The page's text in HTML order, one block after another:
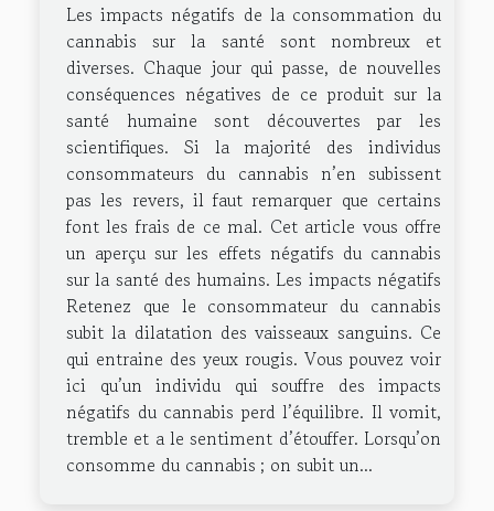
Les impacts négatifs de la consommation du
cannabis sur la santé sont nombreux et
diverses. Chaque jour qui passe, de nouvelles
conséquences négatives de ce produit sur la
santé humaine sont découvertes par les
scientifiques. Si la majorité des individus
consommateurs du cannabis n’en subissent
pas les revers, il faut remarquer que certains
font les frais de ce mal. Cet article vous offre
un aperçu sur les effets négatifs du cannabis
sur la santé des humains. Les impacts négatifs
Retenez que le consommateur du cannabis
subit la dilatation des vaisseaux sanguins. Ce
qui entraine des yeux rougis. Vous pouvez voir
ici qu’un individu qui souffre des impacts
négatifs du cannabis perd l’équilibre. Il vomit,
tremble et a le sentiment d’étouffer. Lorsqu’on
consomme du cannabis ; on subit un...